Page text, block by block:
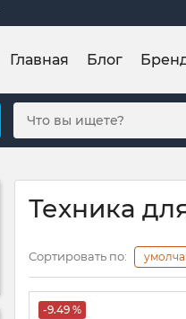
Главная Блог
Техника
Сортировать по:
-9.49 %